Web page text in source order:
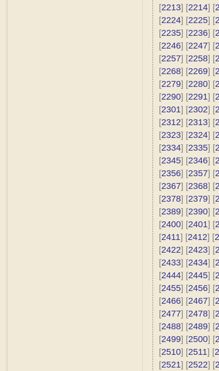
[2213] [2214] [
[2224] [2225] [
[2235] [2236] [
[2246] [2247] [
[2257] [2258] [
[2268] [2269] [
[2279] [2280] [
[2290] [2291] [
[2301] [2302] [
[2312] [2313] [
[2323] [2324] [
[2334] [2335] [
[2345] [2346] [
[2356] [2357] [
[2367] [2368] [
[2378] [2379] [
[2389] [2390] [
[2400] [2401] [
[2411] [2412] [
[2422] [2423] [
[2433] [2434] [
[2444] [2445] [
[2455] [2456] [
[2466] [2467] [
[2477] [2478] [
[2488] [2489] [
[2499] [2500] [
[2510] [2511] [
[2521] [2522] [